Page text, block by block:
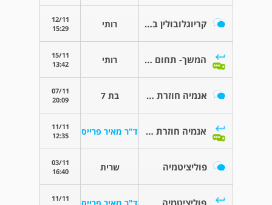
קריוגלובולין במגמת עלייה רותי
12/11
15:29
המשך- תחום הטיפול רותי
15/11
13:42
אנמיה חוזרת לאחר עירוי ברזל בת 7
07/11
20:09
אנמיה חוזרת לאחר עירוי ברזל ד"ר מאיר פרייס
11/11
12:35
פוליציטמיה שרית
03/11
16:40
11/11